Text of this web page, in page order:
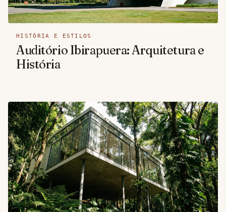
HISTÓRIA E ESTILOS
Auditório Ibirapuera: Arquitetura e
História